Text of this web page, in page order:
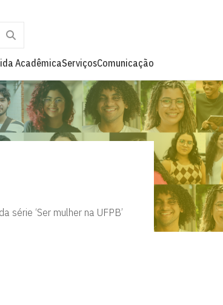
AcadêmicaServiçosComunicação
‘Ser mulher na UFPB’